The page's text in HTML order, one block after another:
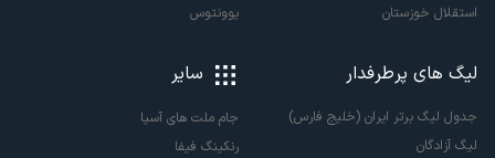
استقلال خوزستان
یوونتوس
لیگ های پرطرفدار
جدول لیگ برتر ایران (خلیج فارس)
لیگ آزادگان
سایر
جام ملت های آسیا
رنکینگ فیفا